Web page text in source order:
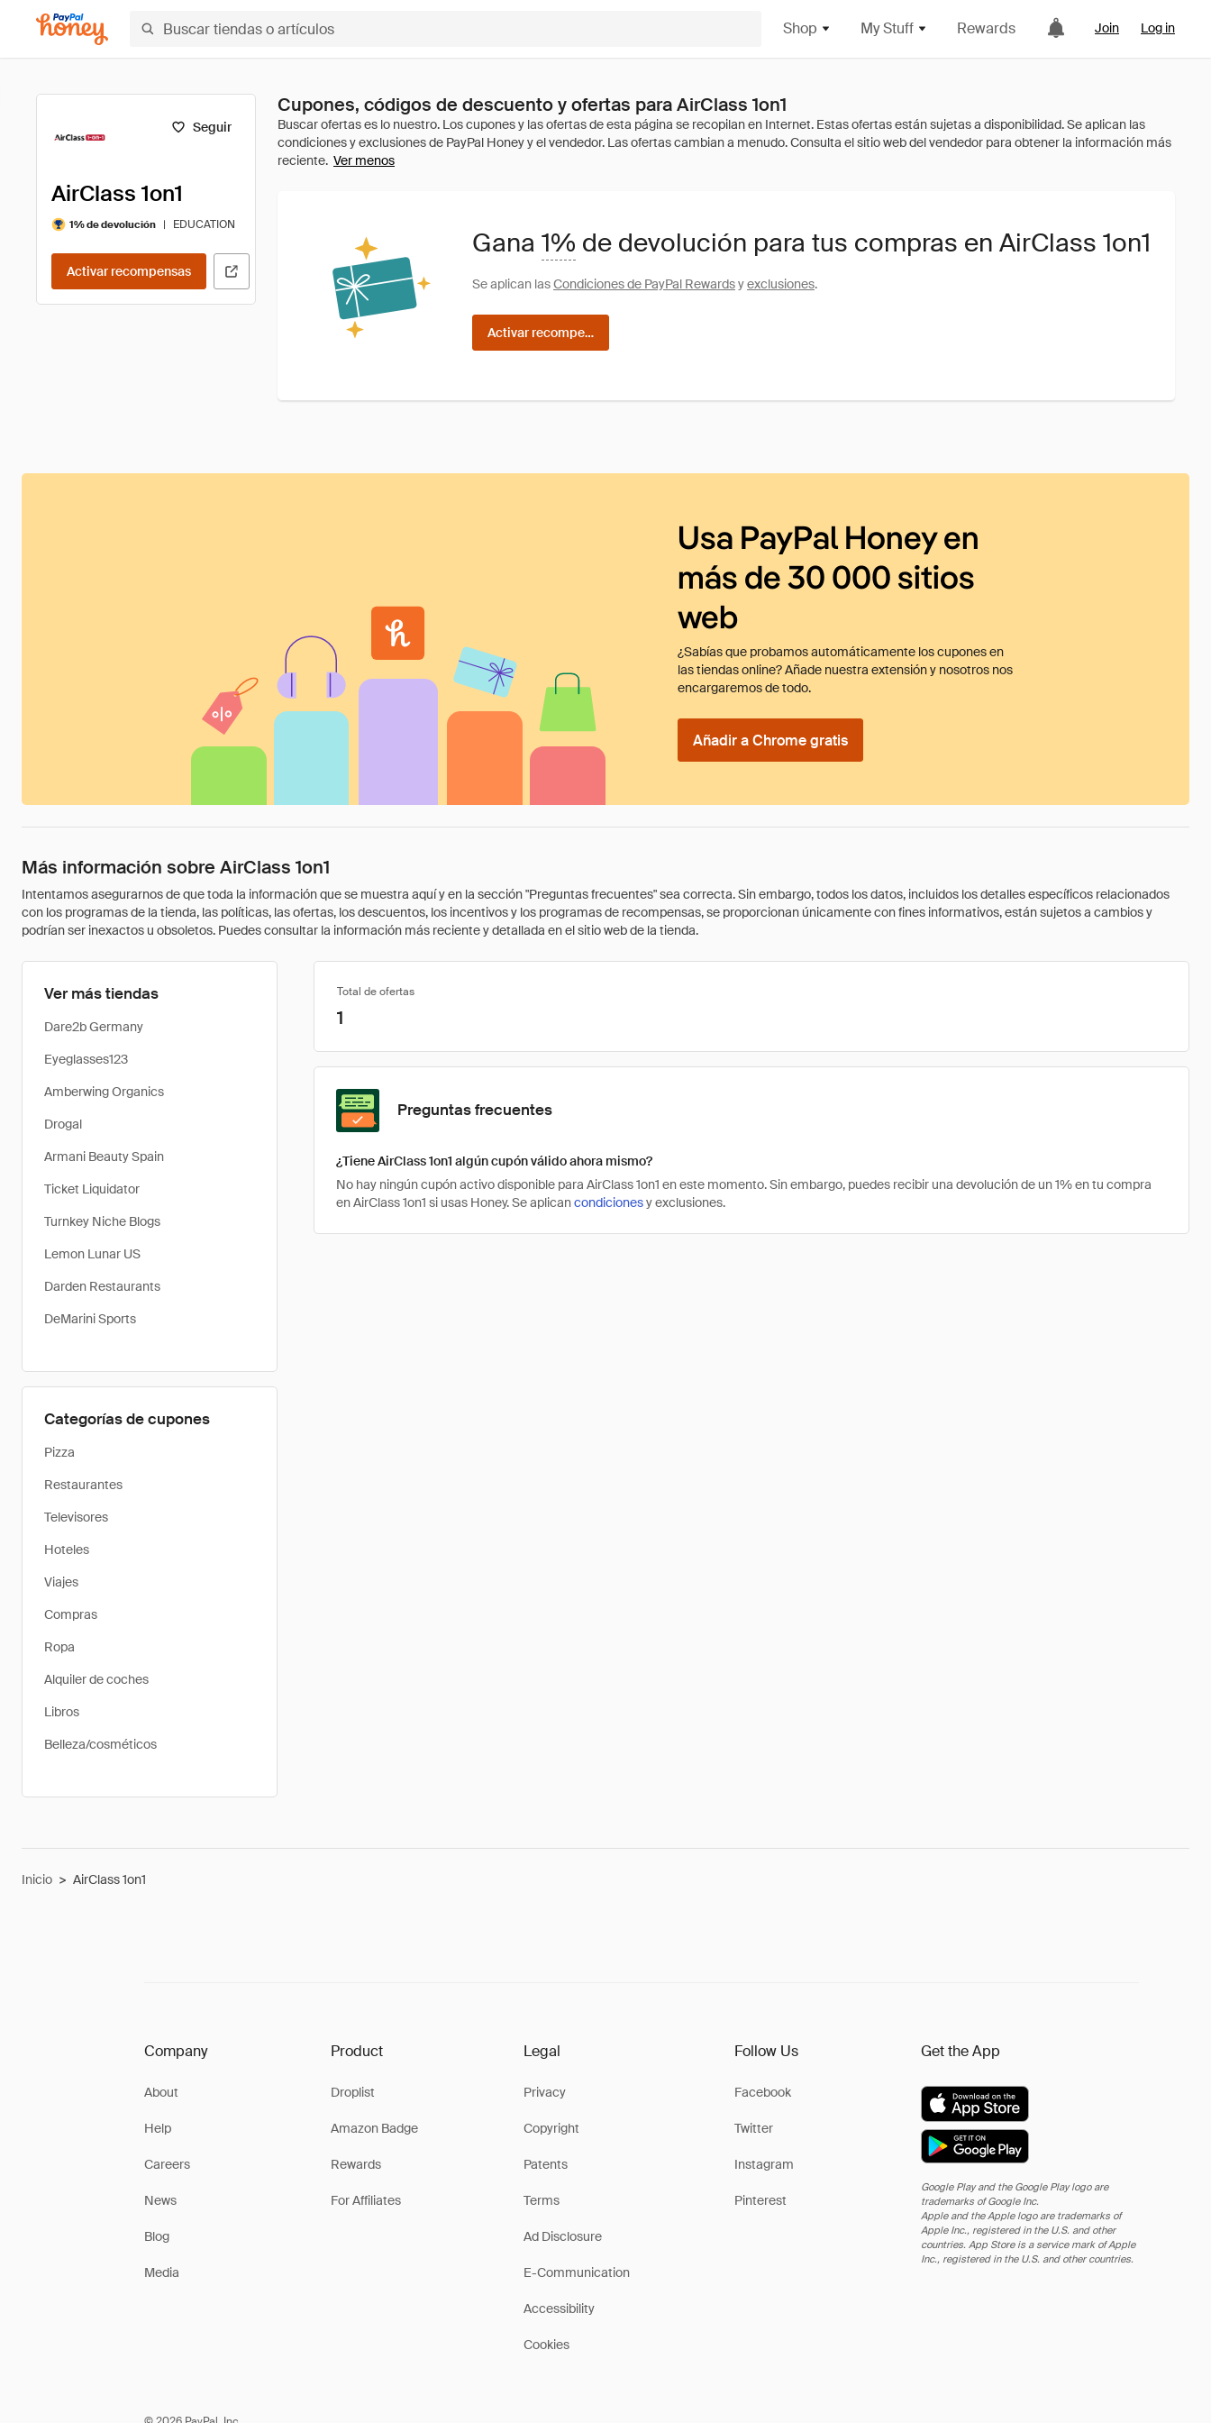
Shop My Stuff Rewards Join Log in
Seguir
AirClass 1on1
1% de devolución | EDUCATION
Activar recompensas
Cupones, códigos de descuento y ofertas para AirClass 1on1
Ver menos
Gana 1% de devolución para tus compras en AirClass 1on1
Se aplican lasCondiciones de PayPal Rewardsyexclusiones.
Activar recompensas
Usa PayPal Honey en
más de 30 000 sitios
web
¿Sabías que probamos automáticamente los cupones en
las tiendas online? Añade nuestra extensión y nosotros nos
encargaremos de todo.
Añadir a Chrome gratis
Más información sobre AirClass 1on1
Intentamos asegurarnos de que toda la información que se muestra aquí y en la sección "Preguntas frecuentes" sea correcta. Sin embargo, todos los datos, incluidos los detalles específicos relacionados
con los programas de la tienda, las políticas, las ofertas, los descuentos, los incentivos y los programas de recompensas, se proporcionan únicamente con fines informativos, están sujetos a cambios y
podrían ser inexactos u obsoletos. Puedes consultar la información más reciente y detallada en el sitio web de la tienda.
Ver más tiendas
Dare2b Germany
Eyeglasses123
Amberwing Organics
Drogal
Armani Beauty Spain
Ticket Liquidator
Turnkey Niche Blogs
Lemon Lunar US
Darden Restaurants
DeMarini Sports
Categorías de cupones
Pizza
Restaurantes
Televisores
Hoteles
Viajes
Compras
Ropa
Alquiler de coches
Libros
Belleza/cosméticos
Total de ofertas
1
Preguntas frecuentes
¿Tiene AirClass 1on1 algún cupón válido ahora mismo?
No hay ningún cupón activo disponible para AirClass 1on1 en este momento. Sin embargo, puedes recibir una devolución de un 1% en tu compra
en AirClass 1on1 si usas Honey. Se aplicancondicionesy exclusiones.
Inicio > AirClass 1on1
Company
About
Help
Careers
News
Blog
Media
Product
Droplist
Amazon Badge
Rewards
For Affiliates
Legal
Privacy
Copyright
Patents
Terms
Ad Disclosure
E-Communication
Accessibility
Cookies
Follow Us
Facebook
Twitter
Instagram
Pinterest
Get the App
Google Play and the Google Play logo are
trademarks of Google Inc.
Apple and the Apple logo are trademarks of
Apple Inc., registered in the U.S. and other
countries. App Store is a service mark of Apple
Inc., registered in the U.S. and other countries.